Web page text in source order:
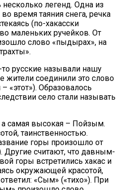
легенд. Одна из
время таяния снега, речка
(по-хакасски
маленьких ручейков. От
слово «пыдырах», на
то русские называли нашу
жители соединили это слово
«этот»). Образовалось
село стали называть
самая высокая – Пойзым.
таинственностью.
горы произошло от
Другие считают, что давным-
горы встретились хакас и
окружающей красотой,
«Сым» («тихо»). При